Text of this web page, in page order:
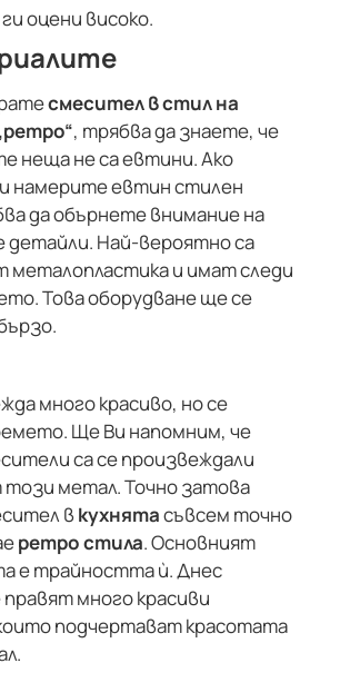
оцени високо.
смесител в стил на
, трябва да знаете, че
неща не са евтини. Ако
намерите евтин стилен
да обърнете внимание на
Най-вероятно са
металопластика и имат следи
Това оборудване ще се
много красиво, но се
Ще Ви напомним, че
са се произвеждали
метал. Точно затова
вкухнятасъвсем точно
ретро стила. Основният
е трайността ѝ. Днес
много красиви
подчертават красотата